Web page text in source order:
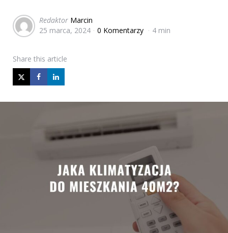
Posted
by
Redaktor Marcin
25 marca, 2024
0 Komentarzy 4 min
Share this article